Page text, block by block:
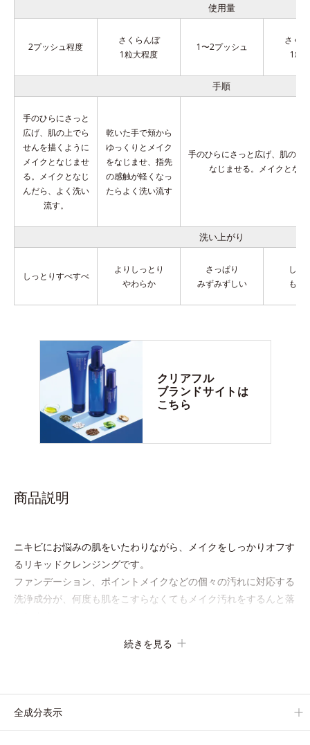
使用量
2プッシュ程度
さくらんぼ
1粒大程度
1〜2プッシュ
さく
1粒
手順
手のひらにさっと
広げ、肌の上でら
せんを描くように
メイクとなじませ
る。メイクとなじ
んだら、よく洗い
流す。
乾いた手で頬から
ゆっくりとメイク
をなじませ、指先
の感触が軽くなっ
たらよく洗い流す
手のひらにさっと広げ、肌の上
なじませる。 メイクとな
洗い上がり
しっとりすべすべ
よりしっとり
やわらか
さっぱり
みずみずしい
しっ
もち
クリアフル
ブランドサイトは
こちら
商品説明
ニキビにお悩みの肌をいたわりながら、メイクをしっかりオフす
るリキッドクレンジングです。
ファンデーション、ポイントメイクなどの個々の汚れに対応する
洗浄成分が、何度も肌をこすらなくてもメイク汚れをするんと落
て落とす「毛穴クリア処方(*)」を採用。さらにオルビスのニキ
ぷり40％のうるおい成分、植物由来の洗浄成分も配合し、繊細な
続きを見る
全成分表示